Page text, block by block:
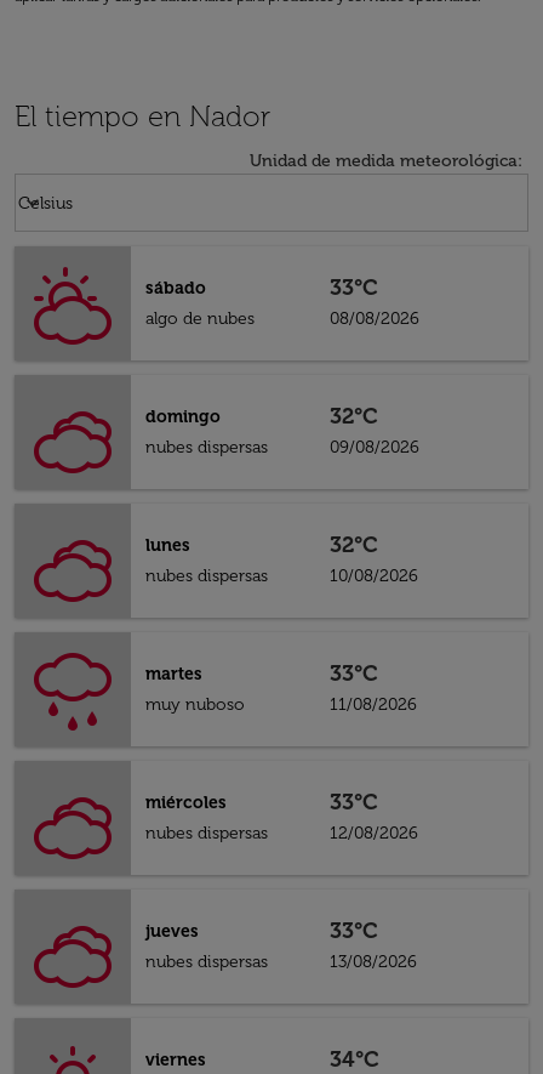
El tiempo en Nador
Unidad de medida meteorológica:
Celsius
keyboard_arrow_down
sábado
algo de nubes
33°C
08/08/2026
domingo
nubes dispersas
32°C
09/08/2026
lunes
nubes dispersas
32°C
10/08/2026
martes
muy nuboso
33°C
11/08/2026
miércoles
nubes dispersas
33°C
12/08/2026
jueves
nubes dispersas
33°C
13/08/2026
viernes
34°C